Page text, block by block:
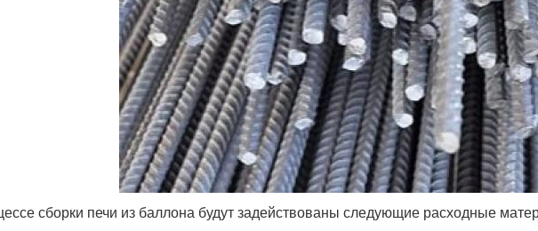
сборки печи из баллона будут задействованы следующие расходные